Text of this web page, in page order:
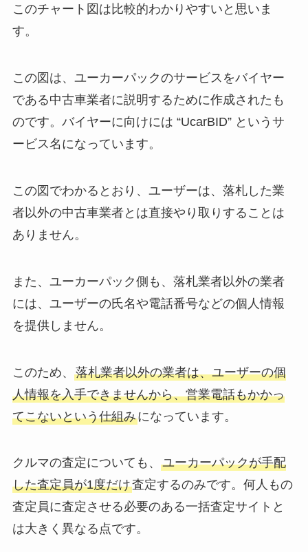
このチャート図は比較的わかりやすいと思いま
す。
この図は、ユーカーパックのサービスをバイヤー
である中古車業者に説明するために作成されたも
のです。バイヤーに向けには “UcarBID” というサ
ービス名になっています。
この図でわかるとおり、ユーザーは、落札した業
者以外の中古車業者とは直接やり取りすることは
ありません。
また、ユーカーパック側も、落札業者以外の業者
には、ユーザーの氏名や電話番号などの個人情報
を提供しません。
このため、 落札業者以外の業者は、ユーザーの個
人情報を入手できませんから、営業電話もかかっ
てこないという仕組みになっています。
クルマの査定についても、 ユーカーパックが手配
した査定員が1度だけ査定するのみです。何人もの
査定員に査定させる必要のある一括査定サイトと
は大きく異なる点です。